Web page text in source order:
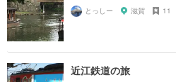
とっしー 滋賀 11
近江鉄道の旅